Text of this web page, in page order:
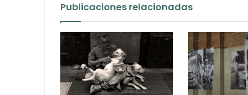
Publicaciones relacionadas